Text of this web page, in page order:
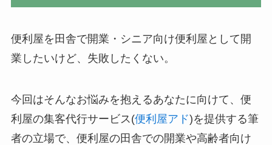
便利屋を田舎で開業・シニア向け便利屋として開
業したいけど、失敗したくない。
今回はそんなお悩みを抱えるあなたに向けて、便
利屋の集客代行サービス(便利屋アド)を提供する筆
者の立場で、便利屋の田舎での開業や高齢者向け